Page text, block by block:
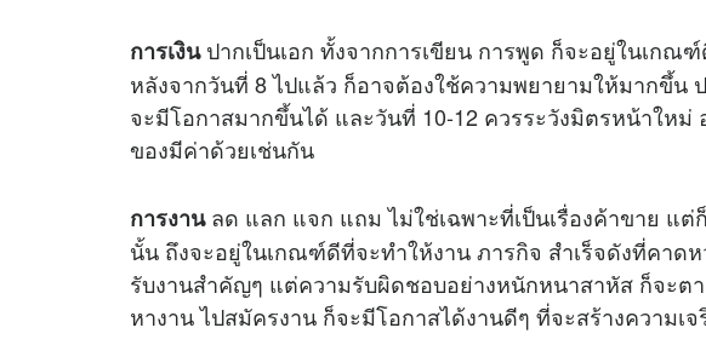
การเงินปากเป็นเอก ทั้งจากการเขียน การพูด ก็จะอยู่ในเกณ
หลังจากวันที่ 8 ไปแล้ว ก็อาจต้องใช้ความพยายามให้มากขึ้น
จะมีโอกาสมากขึ้นได้ และวันที่ 10-12 ควรระวังมิตรหน้าใหม่
ของมีค่าด้วยเช่นกัน
การงานลด แลก แจก แถม ไม่ใช่เฉพาะที่เป็นเรื่องค้าขาย แ
นั้น ถึงจะอยู่ในเกณฑ์ดีที่จะทำให้งาน ภารกิจ สำเร็จดังที่คาด
รับงานสำคัญๆ แต่ความรับผิดชอบอย่างหนักหนาสาหัส ก็จะต
หางาน ไปสมัครงาน ก็จะมีโอกาสได้งานดีๆ ที่จะสร้างความเ